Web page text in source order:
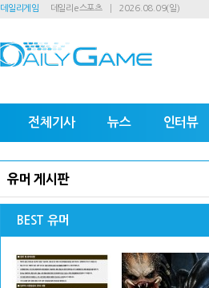
데일리게임 데일리e스포츠 2026.08.09(일)
전체기사 뉴스 인터뷰
유머 게시판
BEST 유머